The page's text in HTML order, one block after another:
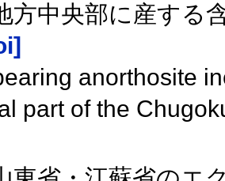
方中央部に産する
anorthosite
part of the